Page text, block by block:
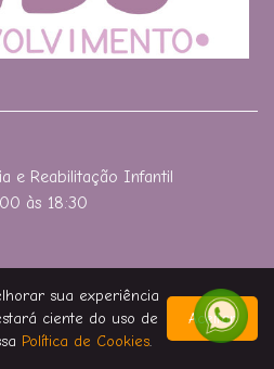
e Reabilitação Infantil
às 18:30
sua experiência
ciente do uso de
Política de Cookies.
Aceitar